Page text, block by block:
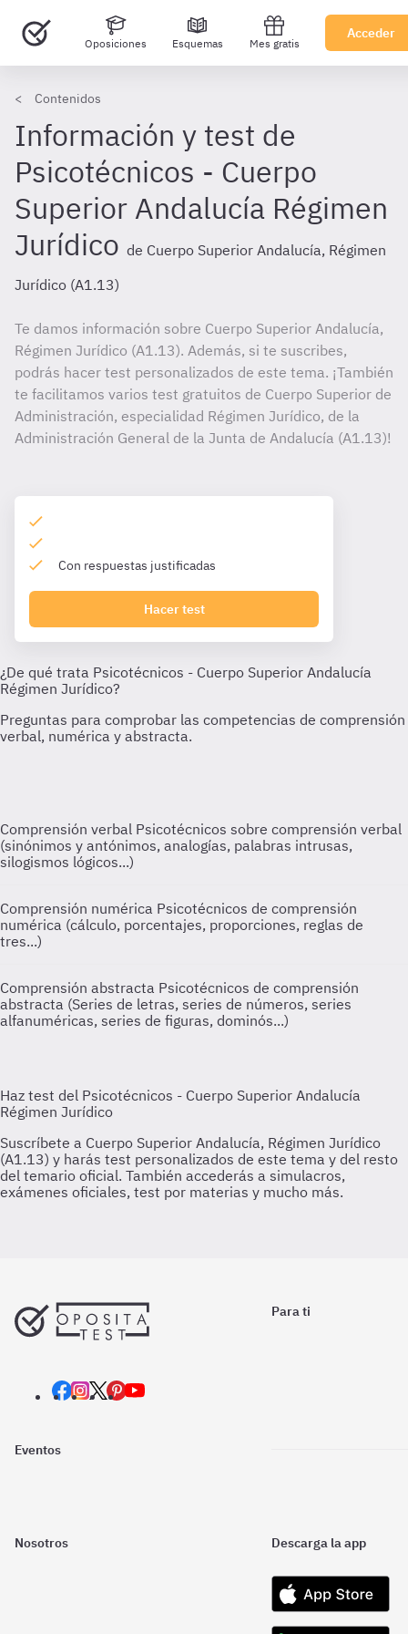
Oposiciones Esquemas Mes gratis
Acceder
Contenidos
Información y test de
Psicotécnicos - Cuerpo
Superior Andalucía Régimen
Jurídico de Cuerpo Superior Andalucía, Régimen
Jurídico (A1.13)
Te damos información sobre Cuerpo Superior Andalucía,
Régimen Jurídico (A1.13). Además, si te suscribes,
podrás hacer test personalizados de este tema. ¡También
te facilitamos varios test gratuitos de Cuerpo Superior de
Administración, especialidad Régimen Jurídico, de la
Administración General de la Junta de Andalucía (A1.13)!
Con respuestas justificadas
Hacer test
Comprensión verbal Psicotécnicos sobre comprensión verbal
(sinónimos y antónimos, analogías, palabras intrusas,
silogismos lógicos...)
Comprensión numérica Psicotécnicos de comprensión
numérica (cálculo, porcentajes, proporciones, reglas de
tres...)
Comprensión abstracta Psicotécnicos de comprensión
abstracta (Series de letras, series de números, series
alfanuméricas, series de figuras, dominós...)
Para ti
Eventos
Nosotros Descarga la app